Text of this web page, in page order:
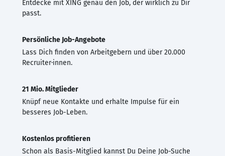
Entdecke mit XING genau den Job, der wirklich zu Dir
passt.
Persönliche Job-Angebote
Lass Dich finden von Arbeitgebern und über 20.000
Recruiter·innen.
21 Mio. Mitglieder
Knüpf neue Kontakte und erhalte Impulse für ein
besseres Job-Leben.
Kostenlos profitieren
Schon als Basis-Mitglied kannst Du Deine Job-Suche